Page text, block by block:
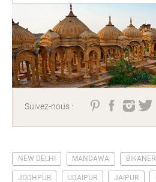
Suivez-nous :
NEW DELHI MANDAWA BIKANER
JODHPUR UDAIPUR JAIPUR